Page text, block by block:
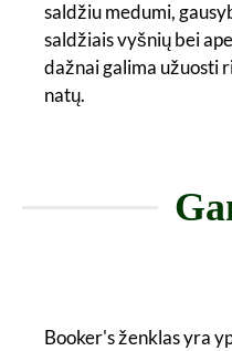
saldžiu medumi,
saldžiais vyšnių bei
dažnai galima užuosti
natų.
Booker's ženklas yra